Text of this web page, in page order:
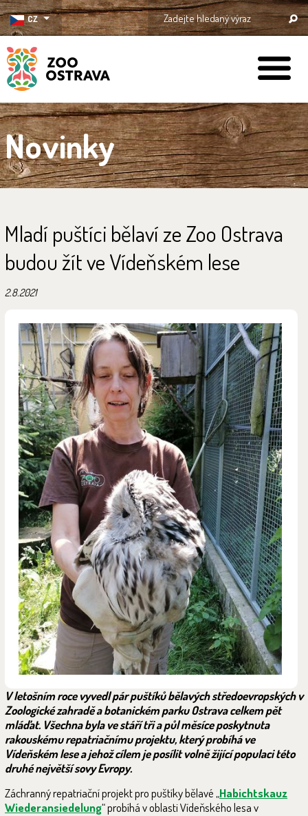
CZ
ZOO Ostrava
Novinky
Mladí puštíci bělaví ze Zoo Ostrava
budou žít ve Vídeňském lese
2.8.2021
V letošním roce vyvedl pár puštíků bělavých středoevropských v
Zoologické zahradě a botanickém parku Ostrava celkem pět
mláďat. Všechna byla ve stáří tři a půl měsíce poskytnuta
rakouskému repatriačnímu projektu, který probíhá ve
Vídeňském lese a jehož cílem je posílit volně žijící populaci této
druhé největší sovy Evropy.
Záchranný repatriační projekt pro puštíky bělavé „Habichtskauz
Wiederansiedelung“ probíhá v oblasti Vídeňského lesa v